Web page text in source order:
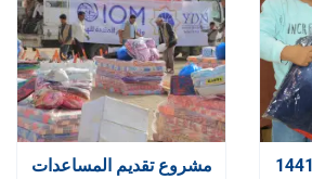
مشروع تقديم المساعدات